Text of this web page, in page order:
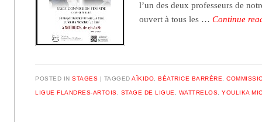
l’un des deux professeurs de
ouvert à tous les …Continue
POSTED INSTAGES TAGGEDAÏKIDO, BÉATRICE BARRÈRE,
LIGUE FLANDRES-ARTOIS, STAGE DE LIGUE, WATTRELOS,YOULIKA